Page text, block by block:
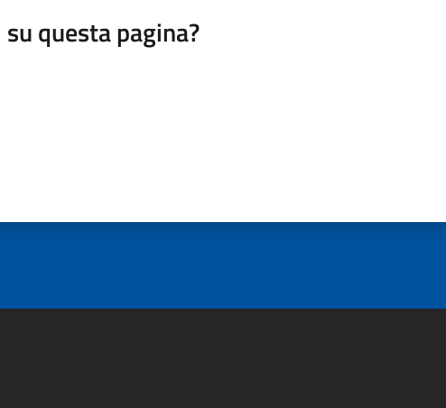
questa pagina?